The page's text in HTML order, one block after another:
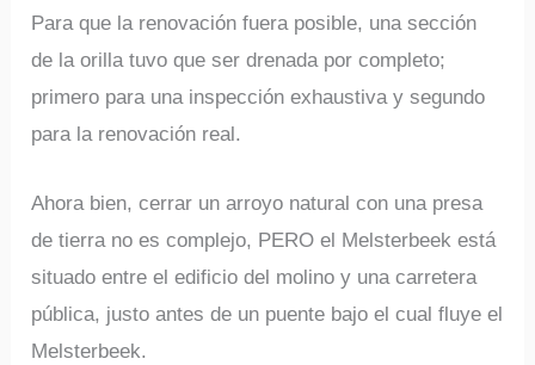
Para que la renovación fuera posible, una sección
de la orilla tuvo que ser drenada por completo;
primero para una inspección exhaustiva y segundo
para la renovación real.
Ahora bien, cerrar un arroyo natural con una presa
de tierra no es complejo, PERO el Melsterbeek está
situado entre el edificio del molino y una carretera
pública, justo antes de un puente bajo el cual fluye el
Melsterbeek.